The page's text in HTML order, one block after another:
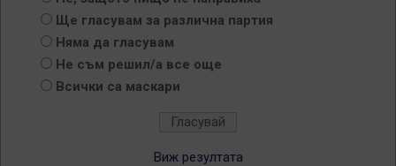
Ще гласувам за различна партия
Няма да гласувам
Не съм решил/а все още
Всички са маскари
Виж резултата